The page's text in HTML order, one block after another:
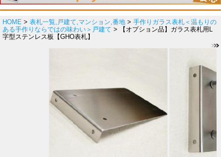
HOME > 表札一覧,戸建て,マンション,番地 > 手作りガラス表札＜温もりの
ある手作りならではの味わい＞戸建て > 【オプション品】ガラス表札用L
字型ステンレス板【GHO表札】